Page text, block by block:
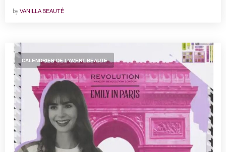
by VANILLA BEAUTÉ
CALENDRIER DE L'AVENT BEAUTE